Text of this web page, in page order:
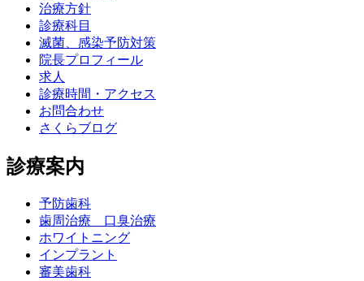
治療方針
診療科目
滅菌、感染予防対策
院長プロフィール
求人
診療時間・アクセス
お問合わせ
さくらブログ
診療案内
予防歯科
歯周治療 口臭治療
ホワイトニング
インプラント
審美歯科